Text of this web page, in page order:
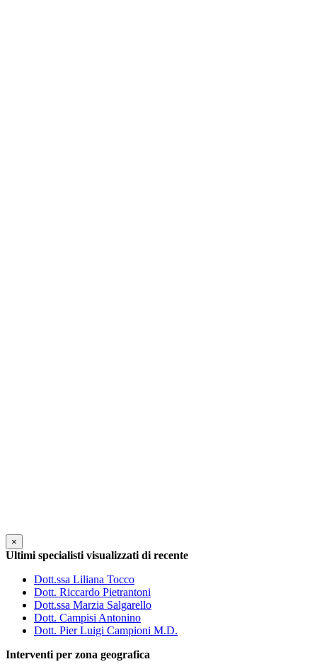
×
Ultimi specialisti visualizzati di recente
Dott.ssa Liliana Tocco
Dott. Riccardo Pietrantoni
Dott.ssa Marzia Salgarello
Dott. Campisi Antonino
Dott. Pier Luigi Campioni M.D.
Interventi per zona geografica